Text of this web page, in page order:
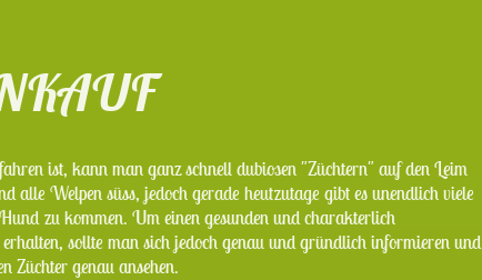
ist, kann man ganz schnell dubiosen "Züchtern" auf den Leim
alle Welpen süss, jedoch gerade heutzutage gibt es unendlich viele
zu kommen. Um einen gesunden und charakterlich
sollte man sich jedoch genau und gründlich informieren und
Züchter genau ansehen.